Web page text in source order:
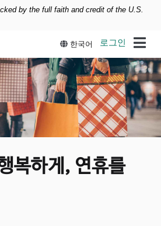
by the full faith and credit of the U.S.
한국어 로그인
복하게 , 연휴를